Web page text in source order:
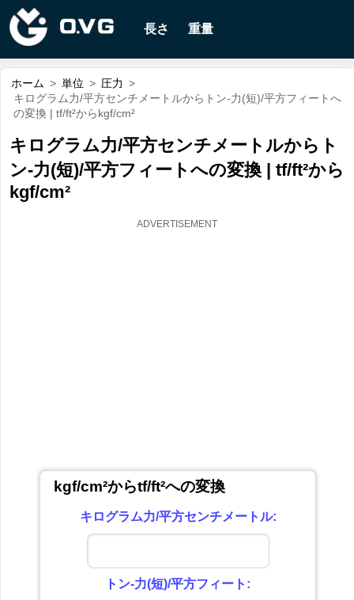
長さ 重量
ホーム > 単位 > 圧力 >
キログラム力/平方センチメートルからトン-力(短)/平方フィートへ
の変換 | tf/ft²からkgf/cm²
キログラム力/平方センチメートルからト
ン-力(短)/平方フィートへの変換 | tf/ft²から
kgf/cm²
kgf/cm²からtf/ft²への変換
キログラム力/平方センチメートル:
トン-力(短)/平方フィート: